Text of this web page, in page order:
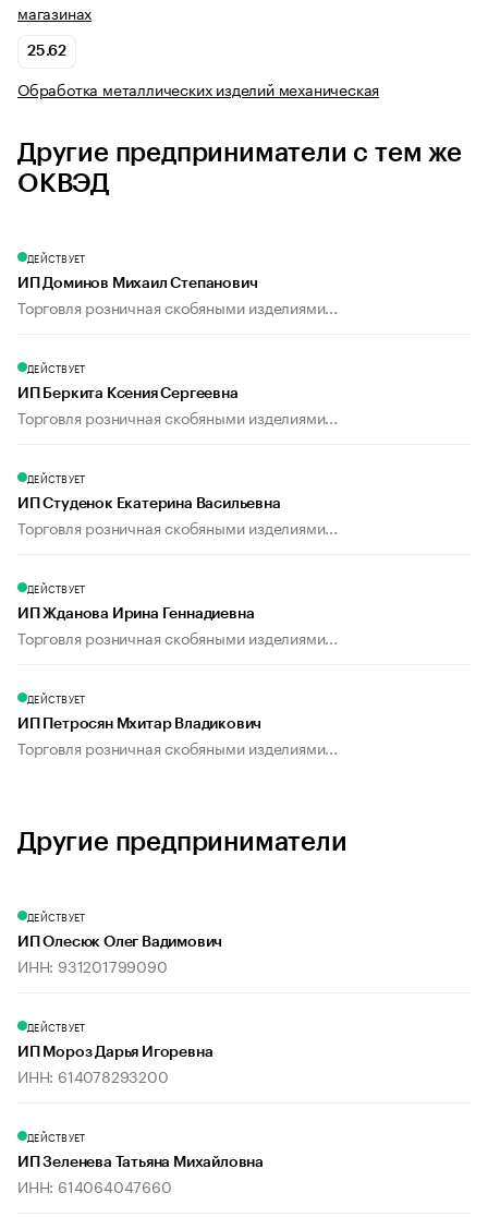
магазинах
25.62
Обработка металлических изделий механическая
Другие предприниматели с тем же
ОКВЭД
ДЕЙСТВУЕТ
ИП Доминов Михаил Степанович
Торговля розничная скобяными изделиями...
ДЕЙСТВУЕТ
ИП Беркита Ксения Сергеевна
Торговля розничная скобяными изделиями...
ДЕЙСТВУЕТ
ИП Студенок Екатерина Васильевна
Торговля розничная скобяными изделиями...
ДЕЙСТВУЕТ
ИП Жданова Ирина Геннадиевна
Торговля розничная скобяными изделиями...
ДЕЙСТВУЕТ
ИП Петросян Мхитар Владикович
Торговля розничная скобяными изделиями...
Другие предприниматели
ДЕЙСТВУЕТ
ИП Олесюк Олег Вадимович
ИНН: 931201799090
ДЕЙСТВУЕТ
ИП Мороз Дарья Игоревна
ИНН: 614078293200
ДЕЙСТВУЕТ
ИП Зеленева Татьяна Михайловна
ИНН: 614064047660